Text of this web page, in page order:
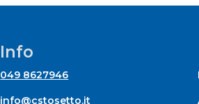
Info
049 8627946
info@cstosetto.it